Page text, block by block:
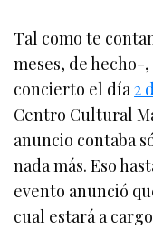
Tal como te
meses, de hecho-,
concierto el día2
Centro Cultural
anuncio contaba
nada más. Eso
evento anunció
cual estará a